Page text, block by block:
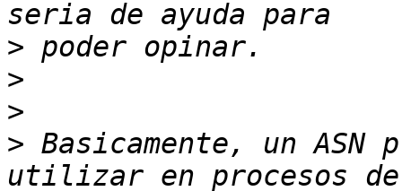
>
>
>
> Basicamente, un